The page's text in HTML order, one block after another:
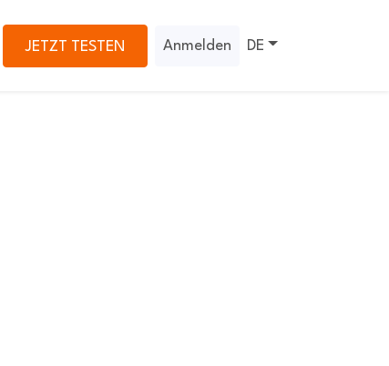
JETZT TESTEN Anmelden DE